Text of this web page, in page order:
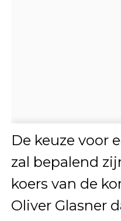
De keuze voor
zal bepalend
koers van de
Oliver Glasner